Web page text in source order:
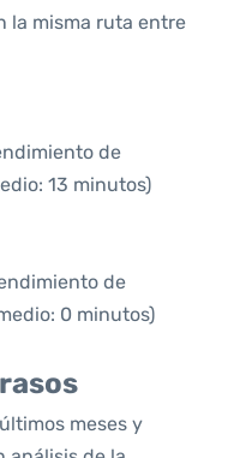
la misma ruta entre
de
13 minutos)
de
0 minutos)
meses y